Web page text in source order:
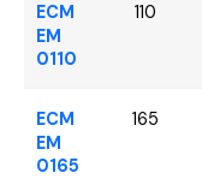
ECM
EM
0110
110
ECM
EM
0165
165